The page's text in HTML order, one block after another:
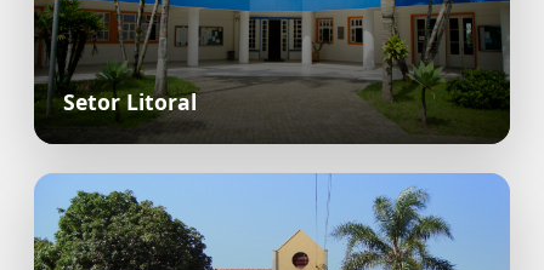
Setor Litoral